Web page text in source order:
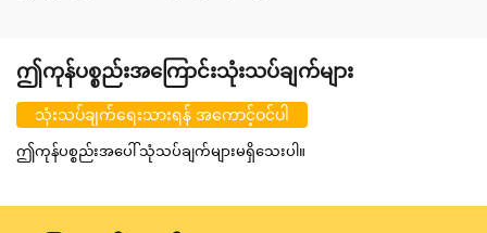
ဤကုန်ပစ္စည်းအကြောင်းသုံးသပ်ချက်များ
သုံးသပ်ချက်ရေးသားရန် အကောင့်ဝင်ပါ
ဤကုန်ပစ္စည်းအပေါ် သုံသပ်ချက်များမရှိသေးပါ။